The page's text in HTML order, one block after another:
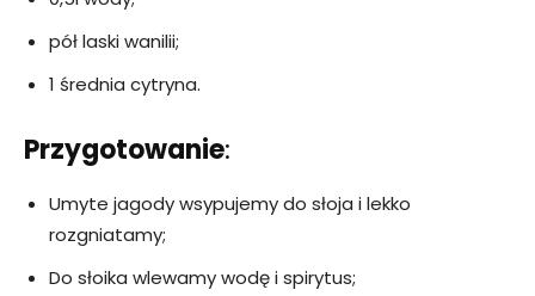
pół laski wanilii;
1 średnia cytryna.
Przygotowanie:
Umyte jagody wsypujemy do słoja i lekko
rozgniatamy;
Do słoika wlewamy wodę i spirytus;